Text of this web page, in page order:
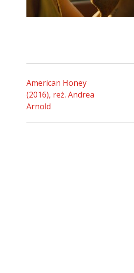
American Honey
(2016), reż. Andrea
Arnold